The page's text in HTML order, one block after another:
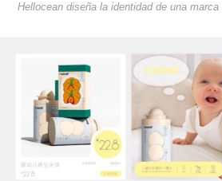
Hellocean diseña la identidad de una